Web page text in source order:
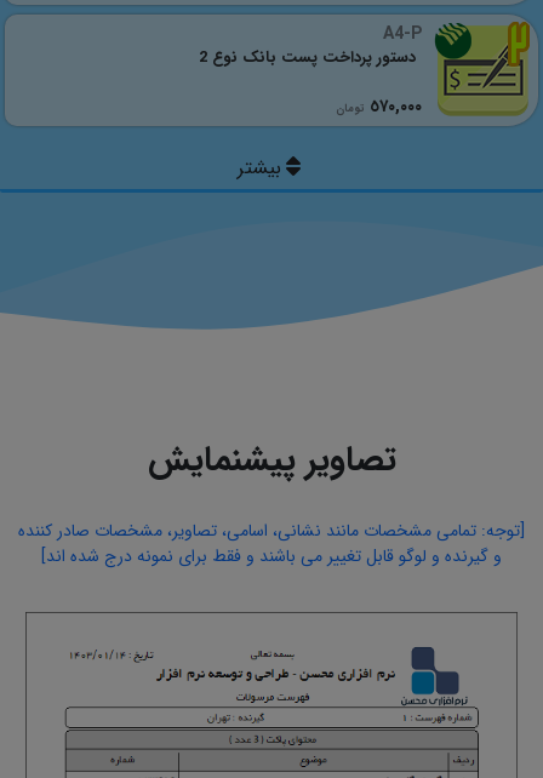
A4-P
٥٧٠,٠٠٠ تومان
دستور پرداخت پست بانک نوع 2
تصاویر پیشنمایش
[توجه: تمامی مشخصات مانند نشانی، اسامی، تصاویر، مشخصات صادر کننده
و گیرنده و لوگو قابل تغییر می باشند و فقط برای نمونه درج شده اند]